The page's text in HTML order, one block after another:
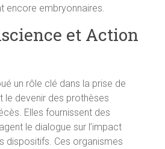
encore embryonnaires.
et Action
un rôle clé dans la prise de
devenir des prothèses
Elles fournissent des
le dialogue sur l’impact
dispositifs. Ces organismes